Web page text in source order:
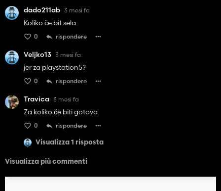
dado211ab 3 mesi fa
Koliko če bit sela
0 rispondere
Veljko13 3 mesi fa
jer za playstation5?
0 rispondere
Travica 3 mesi fa
Za koliko če biti gotova
0 rispondere
Visualizza 1 risposta
Visualizza più commenti